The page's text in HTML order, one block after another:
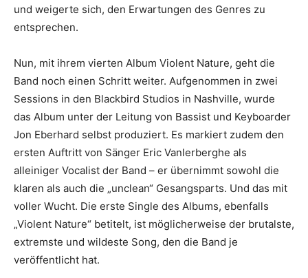
und weigerte sich, den Erwartungen des Genres zu
entsprechen.
Nun, mit ihrem vierten Album Violent Nature, geht die
Band noch einen Schritt weiter. Aufgenommen in zwei
Sessions in den Blackbird Studios in Nashville, wurde
das Album unter der Leitung von Bassist und Keyboarder
Jon Eberhard selbst produziert. Es markiert zudem den
ersten Auftritt von Sänger Eric Vanlerberghe als
alleiniger Vocalist der Band – er übernimmt sowohl die
klaren als auch die „unclean“ Gesangsparts. Und das mit
voller Wucht. Die erste Single des Albums, ebenfalls
„Violent Nature“ betitelt, ist möglicherweise der brutalste,
extremste und wildeste Song, den die Band je
veröffentlicht hat.